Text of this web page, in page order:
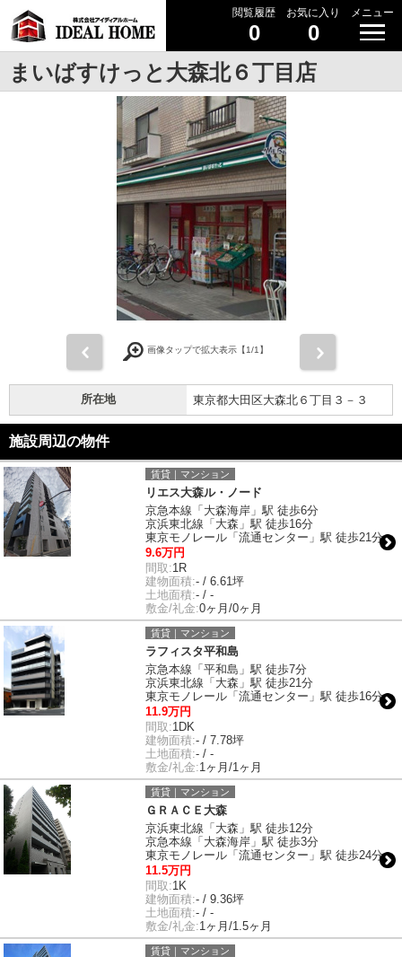
閲覧履歴
0
お気に入り
0
メニュー
まいばすけっと大森北６丁目店
画像タップで拡大表示【1/1】
所在地 東京都大田区大森北６丁目３－３
施設周辺の物件
賃貸｜マンション
リエス大森ル・ノード
京急本線「大森海岸」駅 徒歩6分
京浜東北線「大森」駅 徒歩16分
東京モノレール「流通センター」駅 徒歩21分
9.6万円
間取:1R
建物面積:- / 6.61坪
土地面積:- / -
敷金/礼金:0ヶ月/0ヶ月
賃貸｜マンション
ラフィスタ平和島
京急本線「平和島」駅 徒歩7分
京浜東北線「大森」駅 徒歩21分
東京モノレール「流通センター」駅 徒歩16分
11.9万円
間取:1DK
建物面積:- / 7.78坪
土地面積:- / -
敷金/礼金:1ヶ月/1ヶ月
賃貸｜マンション
ＧＲＡＣＥ大森
京浜東北線「大森」駅 徒歩12分
京急本線「大森海岸」駅 徒歩3分
東京モノレール「流通センター」駅 徒歩24分
11.5万円
間取:1K
建物面積:- / 9.36坪
土地面積:- / -
敷金/礼金:1ヶ月/1.5ヶ月
賃貸｜マンション